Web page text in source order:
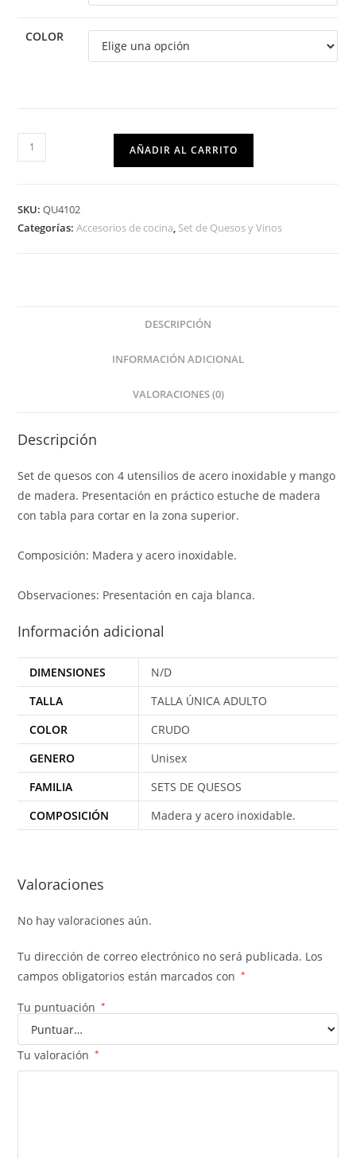
COLOR
AÑADIR AL CARRITO
SKU:QU4102
Categorías:Accesorios de cocina, Set de Quesos y Vinos
DESCRIPCIÓN
INFORMACIÓN ADICIONAL
VALORACIONES (0)
Descripción
Set de quesos con 4 utensilios de acero inoxidable y mango
de madera. Presentación en práctico estuche de madera
con tabla para cortar en la zona superior.
Composición: Madera y acero inoxidable.
Observaciones: Presentación en caja blanca.
Información adicional
DIMENSIONES
N/D
TALLA
TALLA ÚNICA ADULTO
COLOR
CRUDO
GENERO
Unisex
FAMILIA
SETS DE QUESOS
COMPOSICIÓN
Madera y acero inoxidable.
Valoraciones
No hay valoraciones aún.
Tu dirección de correo electrónico no será publicada. Los
campos obligatorios están marcados con
*
Tu puntuación *
Tu valoración *